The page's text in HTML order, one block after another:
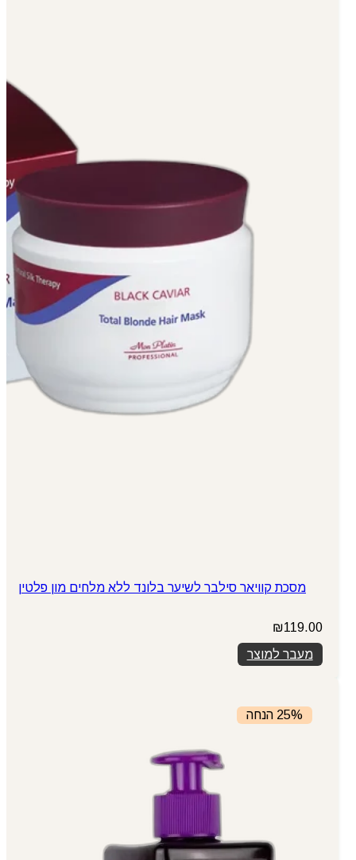
מסכת קוויאר סילבר לשיער בלונד ללא מלחים מון פלטין
₪119.00
מעבר למוצר
25% הנחה